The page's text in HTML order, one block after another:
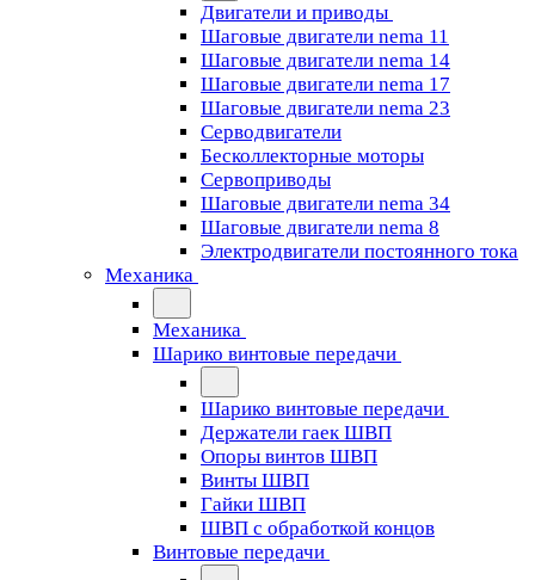
Двигатели и приводы
Шаговые двигатели nema 11
Шаговые двигатели nema 14
Шаговые двигатели nema 17
Шаговые двигатели nema 23
Cерводвигатели
Бесколлекторные моторы
Сервоприводы
Шаговые двигатели nema 34
Шаговые двигатели nema 8
Электродвигатели постоянного тока
Механика
Механика
Шарико винтовые передачи
Шарико винтовые передачи
Держатели гаек ШВП
Опоры винтов ШВП
Винты ШВП
Гайки ШВП
ШВП с обработкой концов
Винтовые передачи